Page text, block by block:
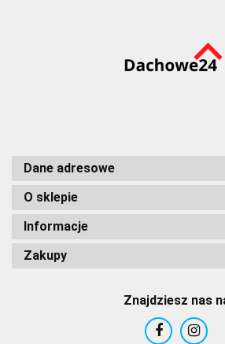
Dane adresowe
O sklepie
Informacje
Zakupy
Znajdziesz nas